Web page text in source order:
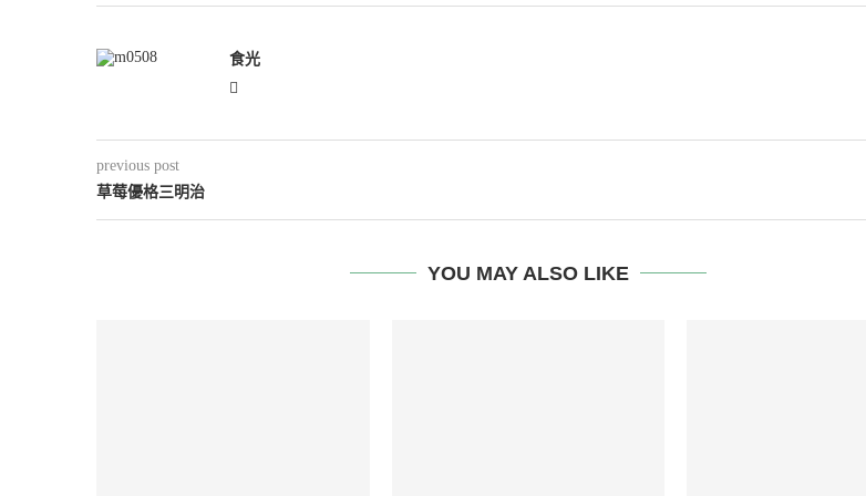
食光
previous post
草莓優格三明治
YOU MAY ALSO LIKE